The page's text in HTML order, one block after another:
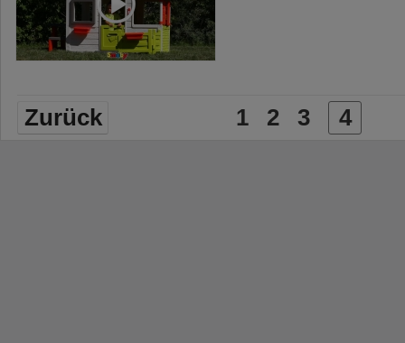
Zurück 1 2 3 4